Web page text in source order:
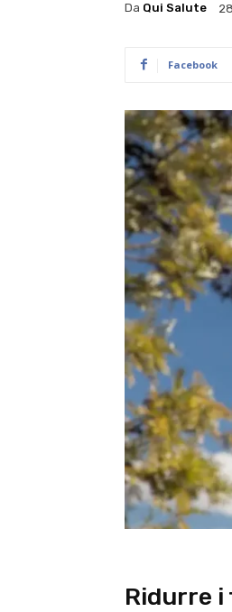
Da Qui Salute
Facebook
Ridurre